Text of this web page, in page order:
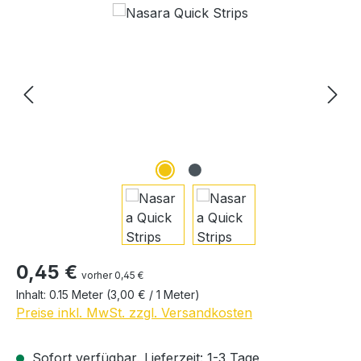
Regulärer Preis:
0,45 € vorher 0,45 €
Inhalt: 0.15 Meter (3,00 € / 1 Meter)
Preise inkl. MwSt. zzgl. Versandkosten
Sofort verfügbar, Lieferzeit: 1-3 Tage